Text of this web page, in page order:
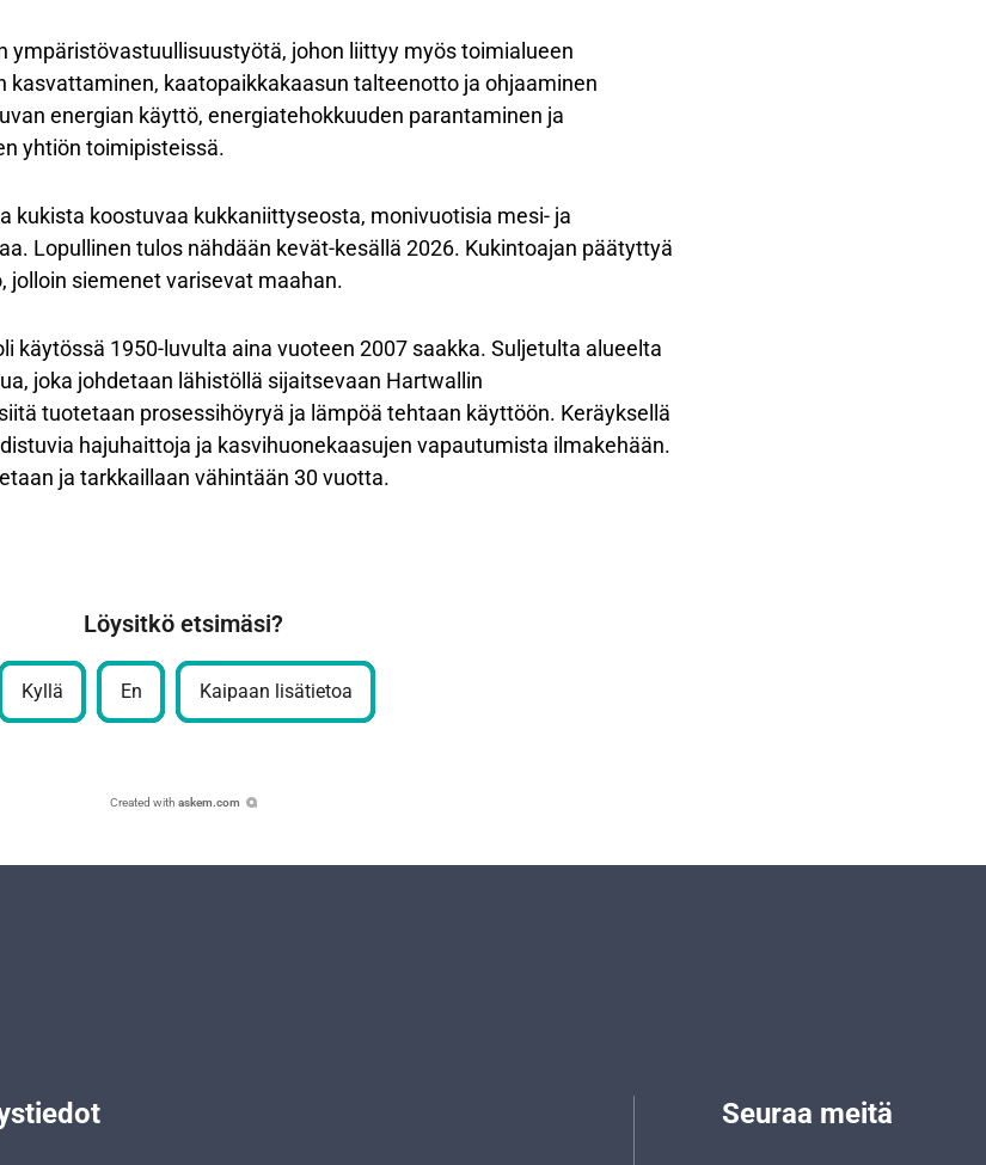
ympäristövastuullisuustyötä, johon liittyy myös toimialueen
kaatopaikkakaasun talteenotto ja ohjaaminen
energian käyttö, energiatehokkuuden parantaminen ja
yhtiön toimipisteissä.
kukista koostuvaa kukkaniittyseosta, monivuotisia mesi- ja
Lopullinen tulos nähdään kevät-kesällä 2026. Kukintoajan päätyttyä
jolloin siemenet varisevat maahan.
käytössä 1950-luvulta aina vuoteen 2007 saakka. Suljetulta alueelta
joka johdetaan lähistöllä sijaitsevaan Hartwallin
tuotetaan prosessihöyryä ja lämpöä tehtaan käyttöön. Keräyksellä
hajuhaittoja ja kasvihuonekaasujen vapautumista ilmakehään.
ja tarkkaillaan vähintään 30 vuotta.
Löysitkö etsimäsi?
Kyllä En Kaipaan lisätietoa
Created with askem.com
Seuraa meitä